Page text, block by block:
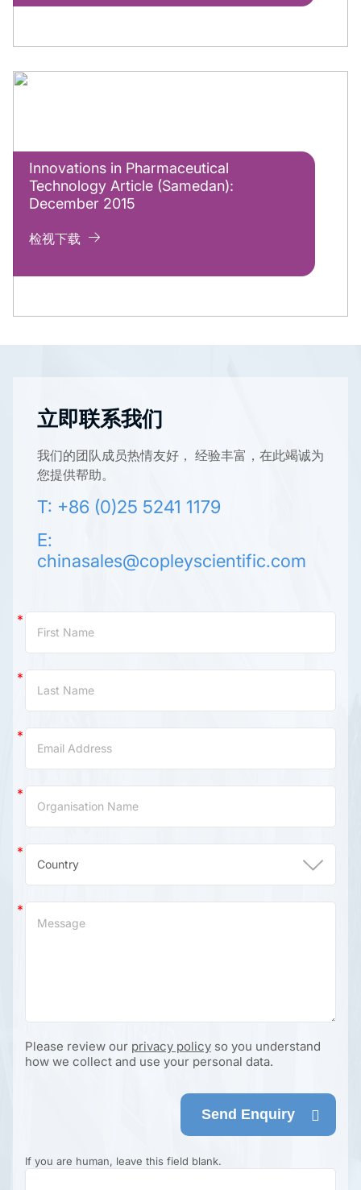
Innovations in Pharmaceutical
Technology Article (Samedan):
December 2015
检视下载
立即联系我们
我们的团队成员热情友好， 经验丰富，在此竭诚为
您提供帮助。
T: +86 (0)25 5241 1179
E:
chinasales@copleyscientific.com
Us
(China)
Please review our privacy policyso you understand
how we collect and use your personal data.
Send Enquiry
If you are human, leave this field blank.